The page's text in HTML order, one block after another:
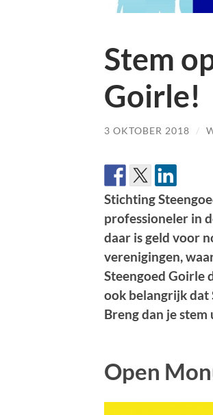
Stem
Goirle!
3 OKTOBER 2018 /
Stichting
professioneler in
daar is geld voor
verenigingen,
Steengoed Goirle
ook belangrijk dat
Breng dan je stem
Open